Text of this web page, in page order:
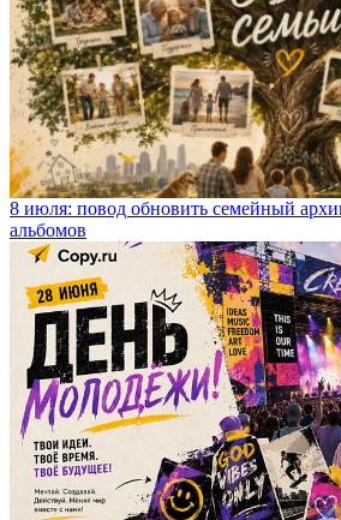
8 июля: повод обновить семейный
альбомов